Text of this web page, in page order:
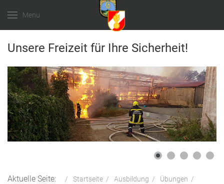
Menu
Unsere Freizeit für Ihre Sicherheit!
Aktuelle Seite: Startseite Ausbildung
Übungen